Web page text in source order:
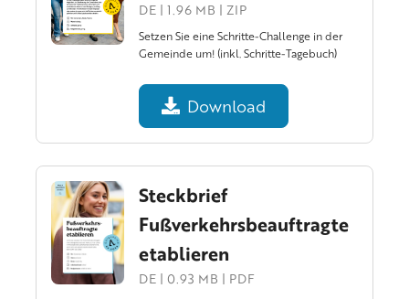
DE | 1.96 MB | ZIP
Setzen Sie eine Schritte-Challenge in der
Gemeinde um! (inkl. Schritte-Tagebuch)
Download
Steckbrief
Fußverkehrsbeauftragte
etablieren
DE | 0.93 MB | PDF